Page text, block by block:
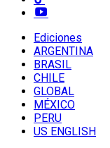
Ediciones
ARGENTINA
BRASIL
CHILE
GLOBAL
MÉXICO
PERU
US ENGLISH